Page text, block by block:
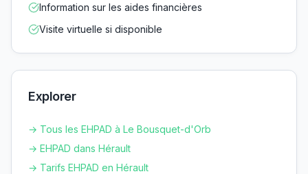
Information sur les aides financières
Visite virtuelle si disponible
Explorer
→ Tous les EHPAD à Le Bousquet-d'Orb
→ EHPAD dans Hérault
→ Tarifs EHPAD en Hérault